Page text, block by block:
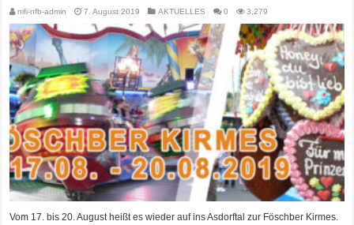
nifi-nfb-admin 7. August 2019 AKTUELLES 0 3,279
Vom 17. bis 20. August heißt es wieder auf ins Asdorftal zur Föschber Kirmes.